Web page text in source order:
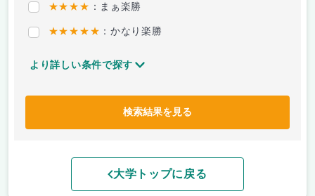
★★★★ ：まぁ楽勝
★★★★★ ：かなり楽勝
より詳しい条件で探す
検索結果を見る
大学トップに戻る